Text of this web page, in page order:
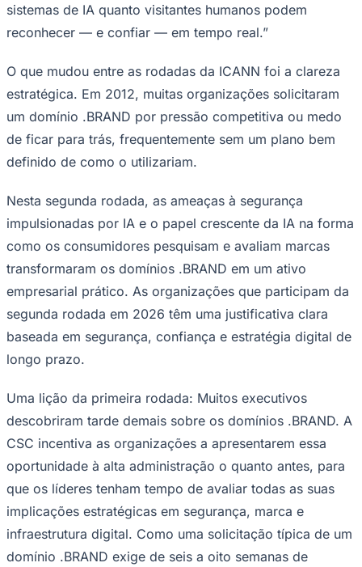
São Paulo
sistemas de IA quanto visitantes humanos podem
reconhecer — e confiar — em tempo real.”
O que mudou entre as rodadas da ICANN foi a clareza
estratégica. Em 2012, muitas organizações solicitaram
um domínio .BRAND por pressão competitiva ou medo
de ficar para trás, frequentemente sem um plano bem
definido de como o utilizariam.
Nesta segunda rodada, as ameaças à segurança
impulsionadas por IA e o papel crescente da IA ​​na forma
como os consumidores pesquisam e avaliam marcas
transformaram os domínios .BRAND em um ativo
empresarial prático. As organizações que participam da
segunda rodada em 2026 têm uma justificativa clara
baseada em segurança, confiança e estratégia digital de
longo prazo.
Uma lição da primeira rodada: Muitos executivos
descobriram tarde demais sobre os domínios .BRAND. A
CSC incentiva as organizações a apresentarem essa
oportunidade à alta administração o quanto antes, para
que os líderes tenham tempo de avaliar todas as suas
implicações estratégicas em segurança, marca e
infraestrutura digital. Como uma solicitação típica de um
domínio .BRAND exige de seis a oito semanas de